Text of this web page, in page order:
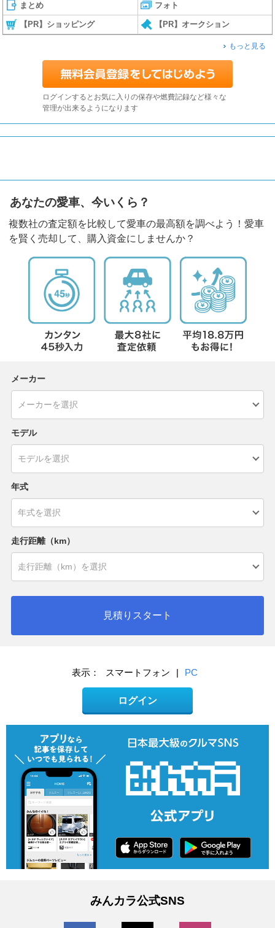
まとめ フォト
【PR】ショッピング 【PR】オークション
もっと見る
ログインするとお気に入りの保存や燃費記録など様々な
管理が出来るようになります
あなたの愛車、今いくら？
複数社の査定額を比較して愛車の最高額を調べよう！愛車
を賢く売却して、購入資金にしませんか？
メーカー
モデル
年式
走行距離（km）
見積りスタート
表示： スマートフォン | PC
ログイン
みんカラ公式SNS